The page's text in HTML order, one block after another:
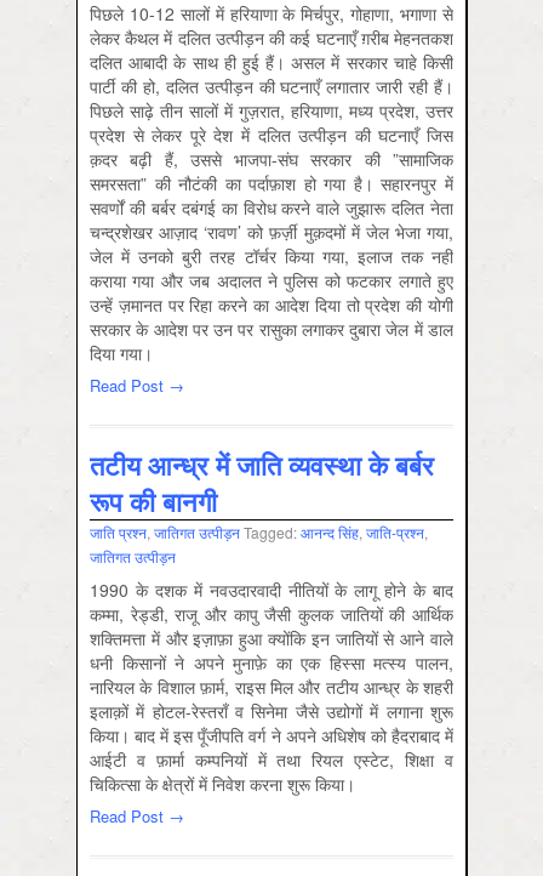
पि‍छले 10-12 सालों में हरियाणा के मिर्चपुर, गोहाणा, भगाणा से
लेकर कैथल में दलित उत्पीड़न की कई घटनाएँ ग़रीब मेहनतकश
दलित आबादी के साथ ही हुई हैं। असल में सरकार चाहे किसी
पार्टी की हो, दलित उत्पीड़न की घटनाएँ लगातार जारी रही हैं।
पि‍छले साढ़े तीन सालों में गुज़रात, हरियाणा, मध्य प्रदेश, उत्तर
प्रदेश से लेकर पूरे देश में दलित उत्पीड़न की घटनाएँ जिस
क़दर बढ़ी हैं, उससे भाजपा-संघ सरकार की ”सामाजिक
समरसता” की नौटंकी का पर्दाफ़ाश हो गया है। सहारनपुर में
सवर्णों की बर्बर दबंगई का विरोध करने वाले जुझारू दलित नेता
चन्द्रशेखर आज़ाद ‘रावण’ को फ़र्ज़ी मुक़दमों में जेल भेजा गया,
जेल में उनको बुरी तरह टॉर्चर किया गया, इलाज तक नहीं
कराया गया और जब अदालत ने पुलिस को फटकार लगाते हुए
उन्हें ज़मानत पर रिहा करने का आदेश दिया तो प्रदेश की योगी
सरकार के आदेश पर उन पर रासुका लगाकर दुबारा जेल में डाल
दिया गया।
Read Post →
तटीय आन्ध्र में जाति‍ व्यवस्था के बर्बर
रूप की बानगी
जाति प्रश्‍न, जातिगत उत्‍पीड़नTagged:आनन्‍द सिंह, जाति-प्रश्न,
जातिगत उत्पीड़न
1990 के दशक में नवउदारवादी नीतियों के लागू होने के बाद
कम्मा, रेड्डी, राजू और कापु जैसी कुलक जातियों की आर्थिक
शक्तिमत्ता में और इज़ाफ़ा हुआ क्योंकि इन जातियों से आने वाले
धनी किसानों ने अपने मुनाफ़े का एक हिस्सा मत्स्य पालन,
नारियल के विशाल फ़ार्म, राइस मिल और तटीय आन्ध्र के शहरी
इलाक़ों में होटल-रेस्तराँ व सिनेमा जैसे उद्योगों में लगाना शुरू
किया। बाद में इस पूँजीपति वर्ग ने अपने अधि‍शेष को हैदराबाद में
आईटी व फ़ार्मा कम्पनियों में तथा रियल एस्टेट, शिक्षा व
चिकित्सा के क्षेत्रों में निवेश करना शुरू किया।
Read Post →